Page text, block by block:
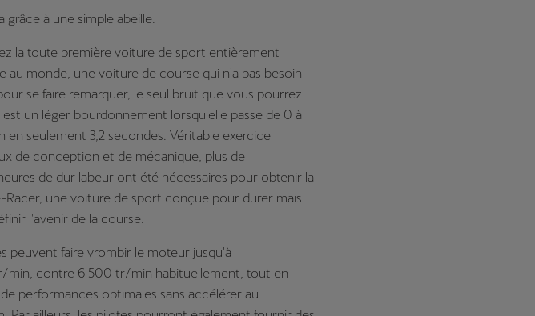
grâce à une simple abeille.
la toute première voiture de sport entièrement
au monde, une voiture de course qui n'a pas besoin
se faire remarquer, le seul bruit que vous pourrez
un léger bourdonnement lorsqu'elle passe de 0 à
en seulement 3,2 secondes. Véritable exercice
de conception et de mécanique, plus de
de dur labeur ont été nécessaires pour obtenir la
Racer, une voiture de sport conçue pour durer mais
l'avenir de la course.
peuvent faire vrombir le moteur jusqu'à
min, contre 6 500 tr/min habituellement, tout en
performances optimales sans accélérer au